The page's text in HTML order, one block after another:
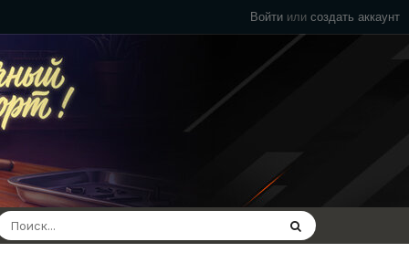
Войти или создать аккаунт